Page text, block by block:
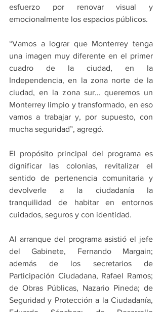
esfuerzo por renovar visual y
emocionalmente los espacios públicos.
“Vamos a lograr que Monterrey tenga
una imagen muy diferente en el primer
cuadro de la ciudad, en la
Independencia, en la zona norte de la
ciudad, en la zona sur… queremos un
Monterrey limpio y transformado, en eso
vamos a trabajar y, por supuesto, con
mucha seguridad”, agregó.
El propósito principal del programa es
dignificar las colonias, revitalizar el
sentido de pertenencia comunitaria y
devolverle a la ciudadanía la
tranquilidad de habitar en entornos
cuidados, seguros y con identidad.
Al arranque del programa asistió el jefe
del Gabinete, Fernando Margain;
además de los secretarios de
Participación Ciudadana, Rafael Ramos;
de Obras Públicas, Nazario Pineda; de
Seguridad y Protección a la Ciudadanía,